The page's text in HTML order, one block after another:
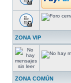
ZONA VIP
ZONA COMÚN